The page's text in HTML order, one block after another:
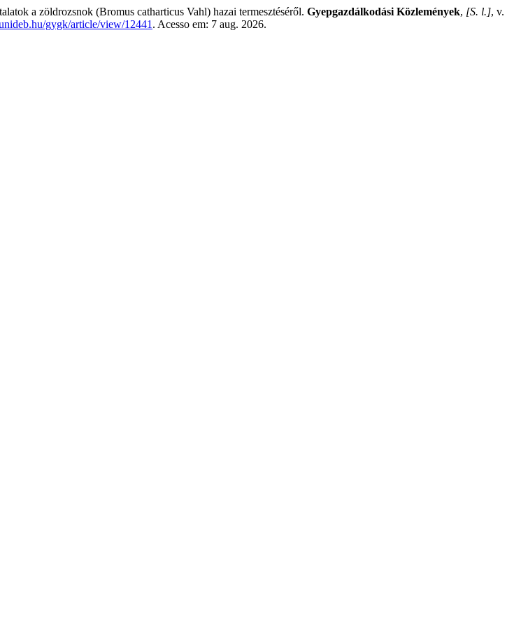
a zöldrozsnok (Bromus catharticus Vahl) hazai termesztéséről. Gyepgazdálkodási Közlemények, [S. l.], v.
gygk/article/view/12441 . Acesso em: 7 aug. 2026.